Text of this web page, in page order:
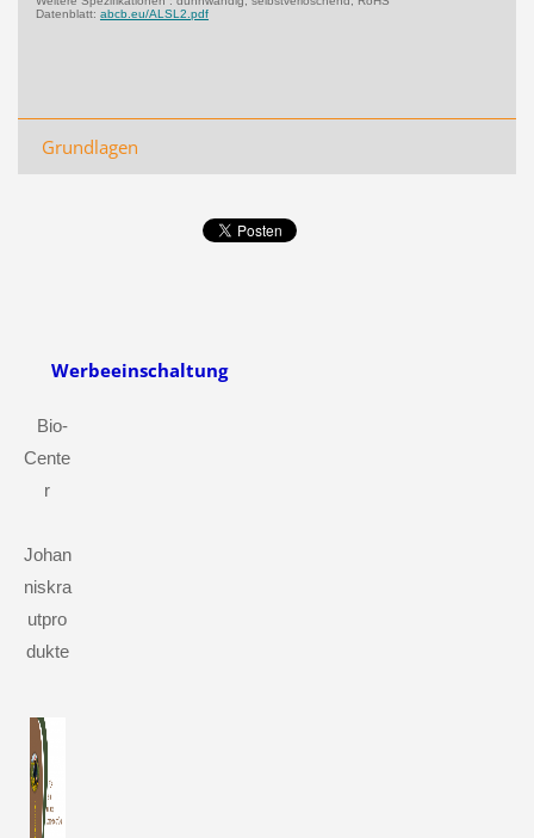
Datenblatt: abcb.eu/ALSL2.pdf
Grundlagen
Werbeeinschaltung
Bio-
Cente
r
Johan
niskra
utpro
dukte